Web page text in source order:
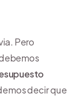
Pero
decir que